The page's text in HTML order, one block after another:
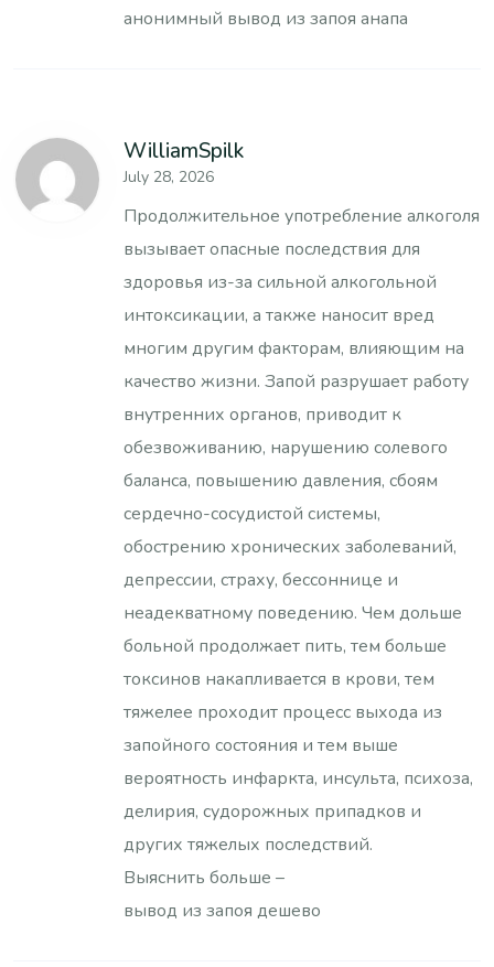
анонимный вывод из запоя анапа
WilliamSpilk
July 28, 2026
Продолжительное употребление алкоголя
вызывает опасные последствия для
здоровья из-за сильной алкогольной
интоксикации, а также наносит вред
многим другим факторам, влияющим на
качество жизни. Запой разрушает работу
внутренних органов, приводит к
обезвоживанию, нарушению солевого
баланса, повышению давления, сбоям
сердечно-сосудистой системы,
обострению хронических заболеваний,
депрессии, страху, бессоннице и
неадекватному поведению. Чем дольше
больной продолжает пить, тем больше
токсинов накапливается в крови, тем
тяжелее проходит процесс выхода из
запойного состояния и тем выше
вероятность инфаркта, инсульта, психоза,
делирия, судорожных припадков и
других тяжелых последствий.
Выяснить больше –
вывод из запоя дешево